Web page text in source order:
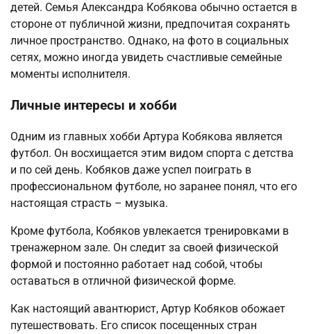
детей. Семья Александра Кобякова обычно остается в
стороне от публичной жизни, предпочитая сохранять
личное пространство. Однако, на фото в социальных
сетях, можно иногда увидеть счастливые семейные
моменты исполнителя.
Личные интересы и хобби
Одним из главных хобби Артура Кобякова является
футбол. Он восхищается этим видом спорта с детства
и по сей день. Кобяков даже успел поиграть в
профессиональном футболе, но заранее понял, что его
настоящая страсть – музыка.
Кроме футбола, Кобяков увлекается тренировками в
тренажерном зале. Он следит за своей физической
формой и постоянно работает над собой, чтобы
оставаться в отличной физической форме.
Как настоящий авантюрист, Артур Кобяков обожает
путешествовать. Его список посещенных стран